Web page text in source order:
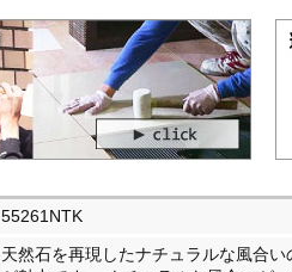
55261NTK
天然石を再現したナチュラルな風合